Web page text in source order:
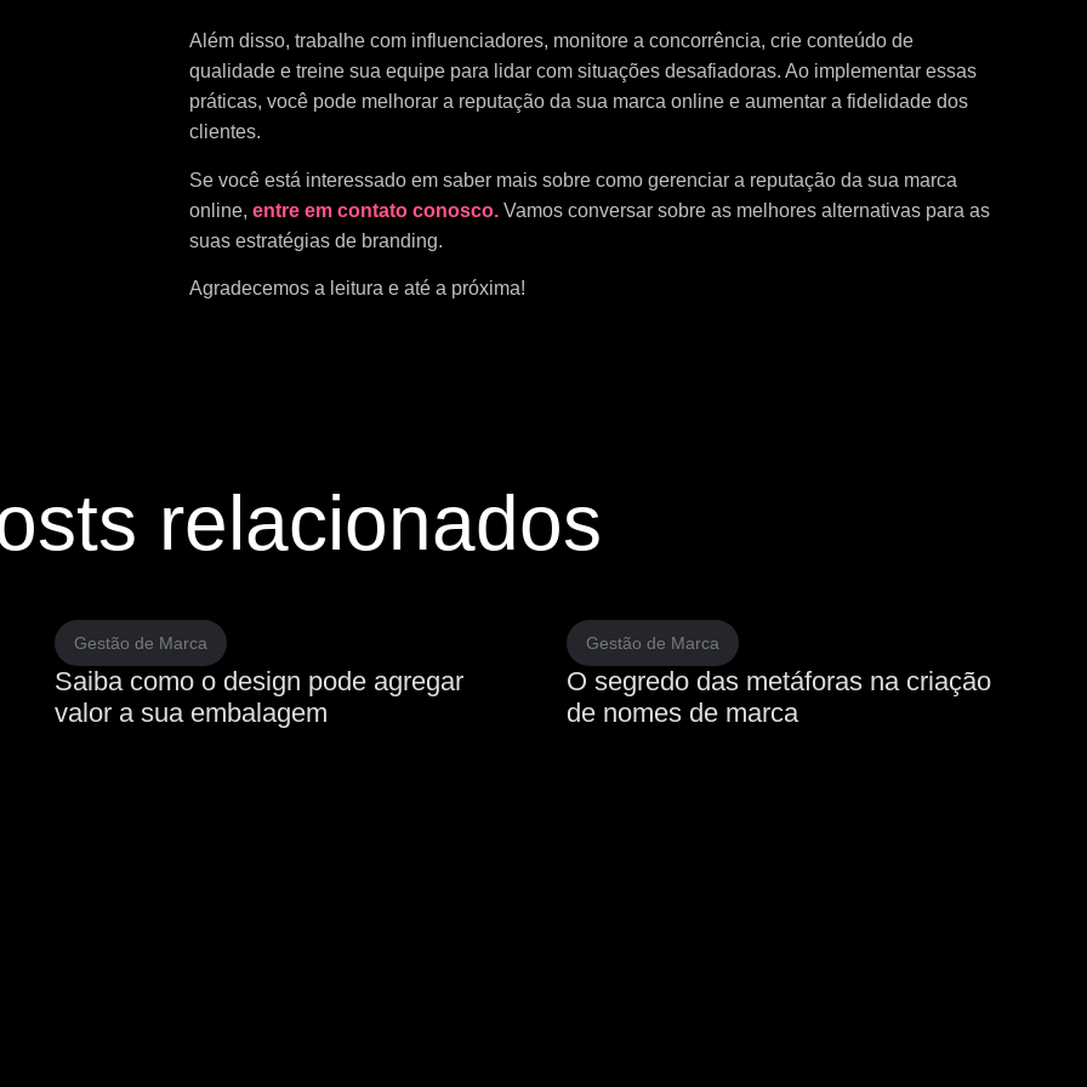
Além disso, trabalhe com influenciadores, monitore a concorrência, crie conteúdo de
qualidade e treine sua equipe para lidar com situações desafiadoras. Ao implementar essas
práticas, você pode melhorar a reputação da sua marca online e aumentar a fidelidade dos
clientes.
Se você está interessado em saber mais sobre como gerenciar a reputação da sua marca
online, entre em contato conosco.Vamos conversar sobre as melhores alternativas para as
suas estratégias de branding.
Agradecemos a leitura e até a próxima!
relacionados
Gestão de Marca
Saiba como o design pode agregar
valor a sua embalagem
Gestão de Marca
O segredo das metáforas na criação
de nomes de marca